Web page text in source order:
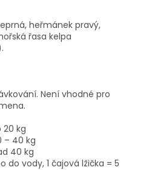
heřmánek pravý,
řasa kelpa
Není vhodné pro
20 kg
– 40 kg
40 kg
do vody, 1 čajová lžička = 5